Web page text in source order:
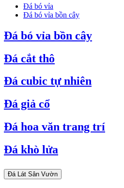
Đá bó vỉa
Đá bó vỉa bồn cây
Đá bó vỉa bồn cây
Đá cắt thô
Đá cubic tự nhiên
Đá giả cổ
Đá hoa văn trang trí
Đá khò lửa
Đá Lát Sân Vườn